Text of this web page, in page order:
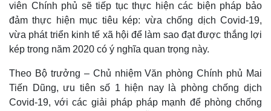
viên Chính phủ sẽ tiếp tục thực hiện các biện pháp bảo
đảm thực hiện mục tiêu kép: vừa chống dịch Covid-19,
vừa phát triển kinh tế xã hội để làm sao đạt được thắng lợi
kép trong năm 2020 có ý nghĩa quan trọng này.
Theo Bộ trưởng – Chủ nhiệm Văn phòng Chính phủ Mai
Tiến Dũng, ưu tiên số 1 hiện nay là phòng chống dịch
Covid-19, với các giải pháp pháp mạnh để phòng chống